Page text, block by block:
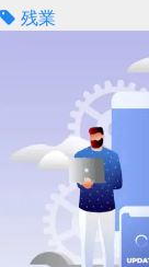
残業